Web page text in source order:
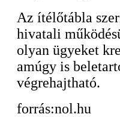
Az ítélőtábla
hivatali
olyan ügyeket
amúgy is
végrehajtható.
forrás:nol.hu